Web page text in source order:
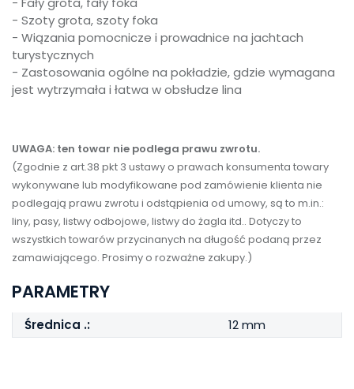
- Szoty grota, szoty foka
- Wiązania pomocnicze i prowadnice na jachtach
turystycznych
- Zastosowania ogólne na pokładzie, gdzie wymagana
jest wytrzymała i łatwa w obsłudze lina
UWAGA: ten towar nie podlega prawu zwrotu.
(Zgodnie z art.38 pkt 3 ustawy o prawach konsumenta towary
wykonywane lub modyfikowane pod zamówienie klienta nie
podlegają prawu zwrotu i odstąpienia od umowy, są to m.in.:
liny, pasy, listwy odbojowe, listwy do żagla itd.. Dotyczy to
wszystkich towarów przycinanych na długość podaną przez
zamawiającego. Prosimy o rozważne zakupy.)
PARAMETRY
Średnica .: 12 mm